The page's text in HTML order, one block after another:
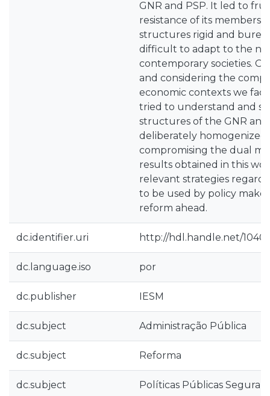
GNR and PSP. It led to
resistance of its members
structures rigid and
difficult to adapt to the
contemporary societies.
and considering the
economic contexts we
tried to understand and
structures of the GNR and
deliberately
compromising the dual
results obtained in this
relevant strategies
to be used by policy
reform ahead.
dc.identifier.uri http://hdl.handle.net/
dc.language.iso por
dc.publisher IESM
dc.subject Administração Pública
dc.subject Reforma
dc.subject Políticas Públicas